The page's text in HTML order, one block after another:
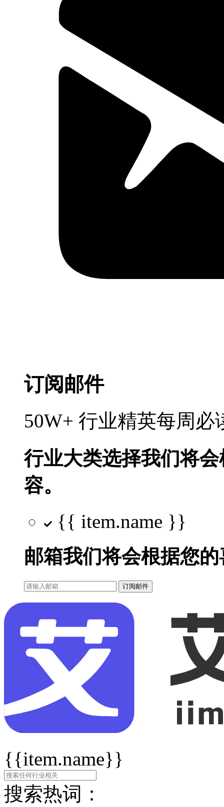
订阅邮件
50W+ 行业精英每周
行业大类选择我们将
容。
{{ item.name }}
邮箱我们将会根据您
订阅邮件
{{item.name}}
搜索热词：